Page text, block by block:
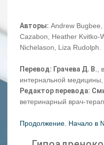
Авторы: Andrew
Cazabon, Heather Kvitko-
Nichelason, Liza Rudolph.
Перевод: Грачева Д. В.,
интернальной
Редактор перевода:
ветеринарный врач-
Продолжение. Начало в